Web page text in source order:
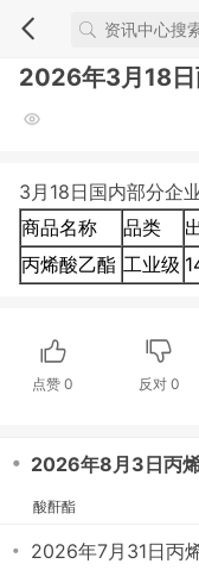
2026年3月18日
3月18日国内部分企
商品名称
品类
丙烯酸乙酯 工业级
点赞0 反对 0
・ 2026年8月3日丙
酸酐酯
・ 2026年7月31日丙